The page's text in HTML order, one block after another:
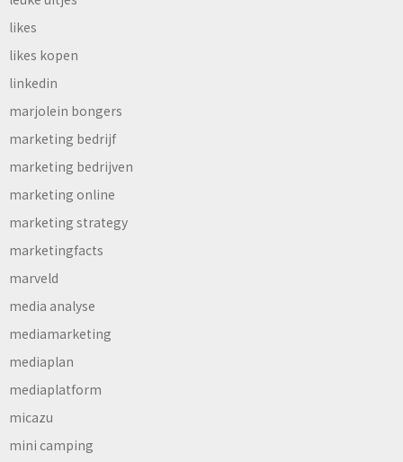
likes
likes kopen
linkedin
marjolein bongers
marketing bedrijf
marketing bedrijven
marketing online
marketing strategy
marketingfacts
marveld
media analyse
mediamarketing
mediaplan
mediaplatform
micazu
mini camping